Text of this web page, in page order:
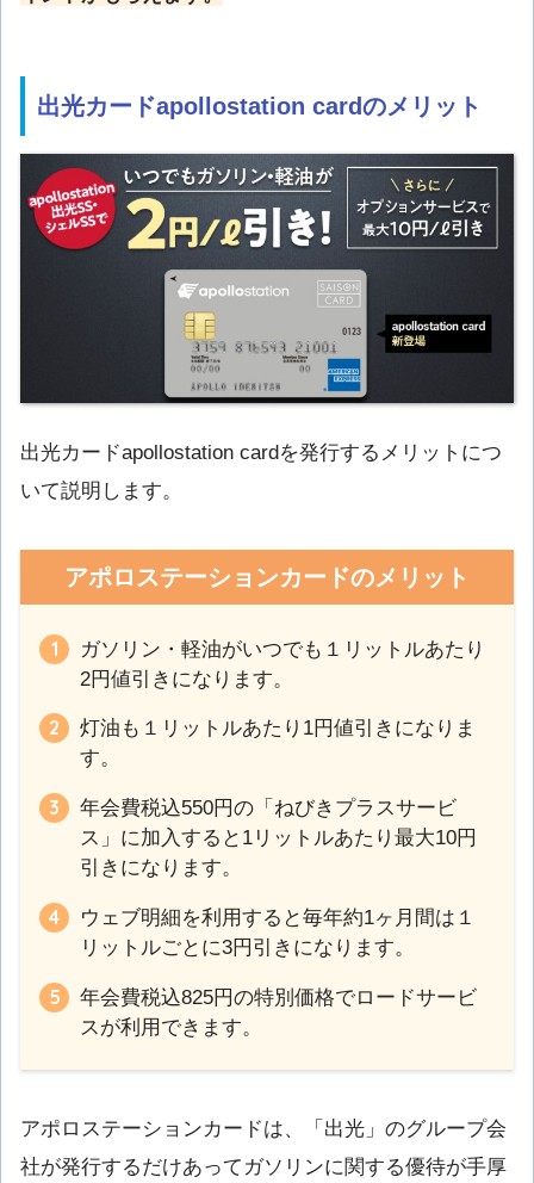
出光カードapollostation cardのメリット
出光カードapollostation cardを発行するメリットにつ
いて説明します。
アポロステーションカードのメリット
ガソリン・軽油がいつでも１リットルあたり
2円値引きになります。
灯油も１リットルあたり1円値引きになりま
す。
年会費税込550円の「ねびきプラスサービ
ス」に加入すると1リットルあたり最大10円
引きになります。
ウェブ明細を利用すると毎年約1ヶ月間は１
リットルごとに3円引きになります。
年会費税込825円の特別価格でロードサービ
スが利用できます。
アポロステーションカードは、「出光」のグループ会
社が発行するだけあってガソリンに関する優待が手厚